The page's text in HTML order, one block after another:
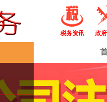
税务资讯 政